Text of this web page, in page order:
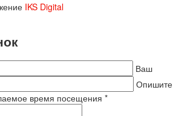
IKS Digital
Ваш
Опишите
время посещения *